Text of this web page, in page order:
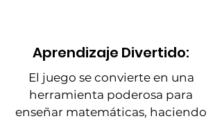
Aprendizaje Divertido:
El juego se convierte en una
herramienta poderosa para
enseñar matemáticas, haciendo